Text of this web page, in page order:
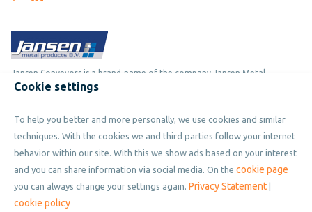
Jansen Conveyors is a brand-name of the company Jansen Metal
Products
Copyright © 2019 - 2026 Jansen Conveyors. Part of Jansen Metal
Products. All rights reserved.
Privacy policy
Cookie settings
To help you better and more personally, we use cookies and similar
techniques. With the cookies we and third parties follow your internet
behavior within our site. With this we show ads based on your interest
and you can share information via social media. On the cookie page
you can always change your settings again. Privacy Statement
cookie policy